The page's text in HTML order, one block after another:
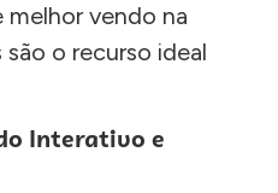
melhor vendo na
o recurso ideal
Interativo e